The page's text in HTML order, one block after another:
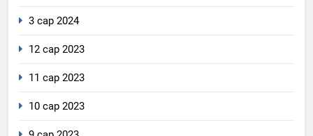
3 сар 2024
12 сар 2023
11 сар 2023
10 сар 2023